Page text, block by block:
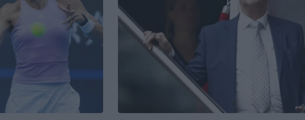
08:50
πυρκαγιά
00:00
ΣΧΕΣΕΙΣ ΚΑΙ SEX
Πώς θα καταλάβεις ότι ένας άνθρωπος
ΣΧΕΣΕΙΣ ΚΑΙ SEX
Μικρές αλλαγές που μπορούν να